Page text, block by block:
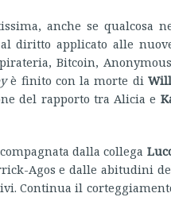
anche se qualcosa
diritto applicato alle
Bitcoin,
è finito con la morte di
del rapporto tra Alicia e
dalla collega
Agos e dalle abitudini
Continua il